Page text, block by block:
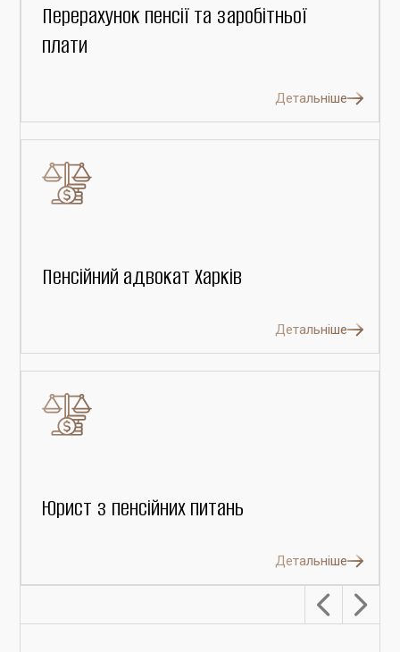
Перерахунок пенсії та заробітньої
плати
Детальніше
Пенсійний адвокат Харків
Детальніше
Юрист з пенсійних питань
Детальніше